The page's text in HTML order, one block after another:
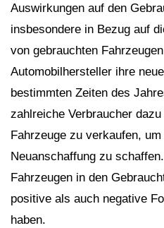
Auswirkungen auf den
insbesondere in Bezug auf
von gebrauchten
Automobilhersteller ihre
bestimmten Zeiten des
zahlreiche Verbraucher
Fahrzeuge zu verkaufen,
Neuanschaffung zu
Fahrzeugen in den
positive als auch negative
haben.